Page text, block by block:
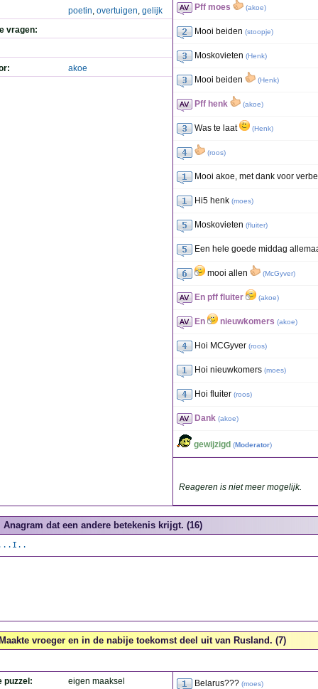
poetin, overtuigen, gelijk
vragen:
akoe
Pff moes (akoe)
Mooi beiden (stoopje)
Moskovieten (Henk)
Mooi beiden (Henk)
Pff henk (akoe)
Was te laat (Henk)
(roos)
Mooi akoe, met dank voor
Hi5 henk (moes)
Moskovieten (fluiter)
Een hele goede middag
mooi allen (McGyver)
En pff fluiter (akoe)
En nieuwkomers (akoe)
Hoi MCGyver (roos)
Hoi nieuwkomers (moes)
Hoi fluiter (roos)
Dank (akoe)
gewijzigd (Moderator)
Reageren is niet meer mogelijk.
Anagram dat een andere betekenis krijgt. (16)
vroeger en in de nabije toekomst deel uit van Rusland. (7)
puzzel:
eigen maaksel
Belarus??? (moes)